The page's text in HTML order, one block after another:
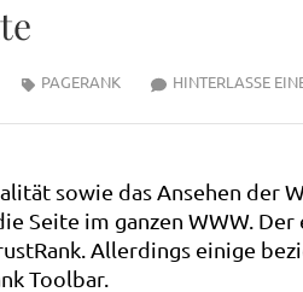
HINTERLASSE
PAGERANK
sowie das Ansehen der
Seite im ganzen WWW. Der
Allerdings einige
Toolbar.